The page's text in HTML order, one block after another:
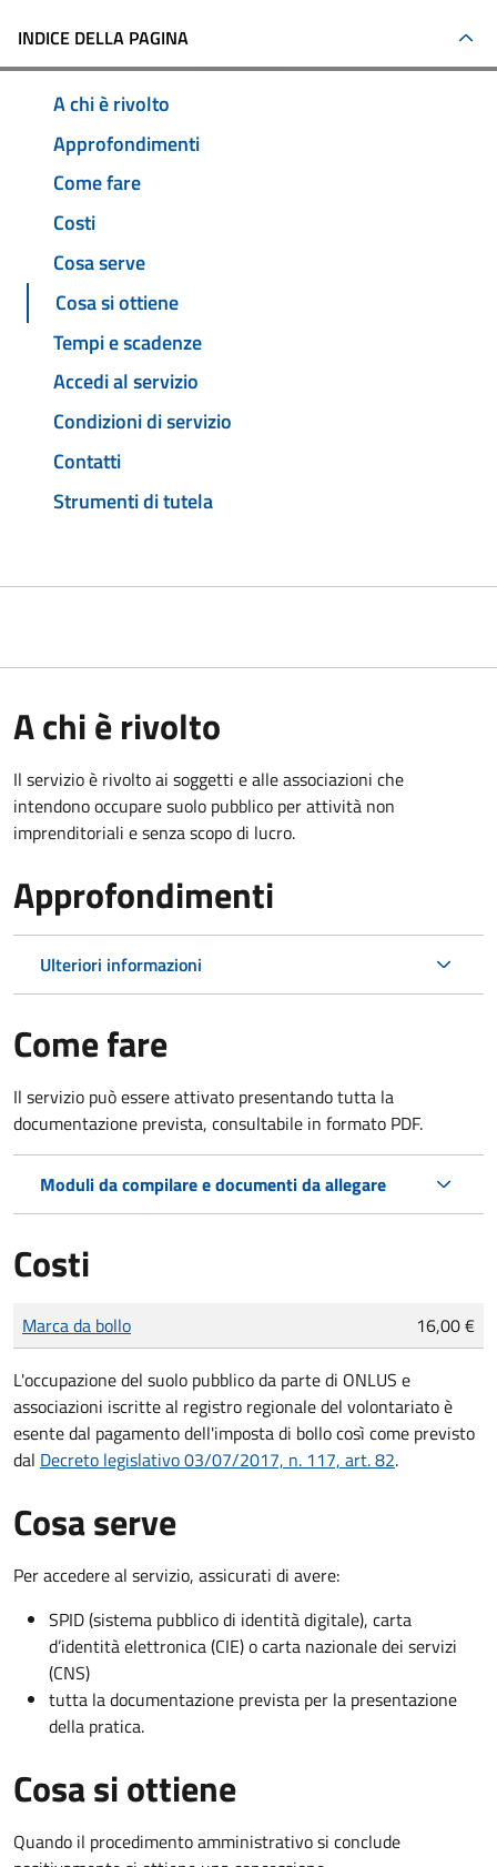
INDICE DELLA PAGINA
A chi è rivolto
Approfondimenti
Come fare
Costi
Cosa serve
Cosa si ottiene
Tempi e scadenze
Accedi al servizio
Condizioni di servizio
Contatti
Strumenti di tutela
A chi è rivolto
Il servizio è rivolto ai soggetti e alle associazioni che
intendono occupare suolo pubblico per attività non
imprenditoriali e senza scopo di lucro.
Approfondimenti
Ulteriori informazioni
Come fare
Il servizio può essere attivato presentando tutta la
documentazione prevista, consultabile in formato PDF.
Moduli da compilare e documenti da allegare
Costi
Tipo di pagamento
Importo
Marca da bollo 16,00 €
L'occupazione del suolo pubblico da parte di ONLUS e
associazioni iscritte al registro regionale del volontariato è
esente dal pagamento dell'imposta di bollo così come previsto
dal Decreto legislativo 03/07/2017, n. 117, art. 82.
Cosa serve
Per accedere al servizio, assicurati di avere:
SPID (sistema pubblico di identità digitale), carta
d’identità elettronica (CIE) o carta nazionale dei servizi
(CNS)
tutta la documentazione prevista per la presentazione
della pratica.
Cosa si ottiene
Quando il procedimento amministrativo si conclude